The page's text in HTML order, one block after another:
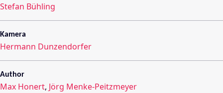
Stefan Bühling
Kamera
Hermann Dunzendorfer
Author
Max Honert, Jörg Menke-Peitzmeyer